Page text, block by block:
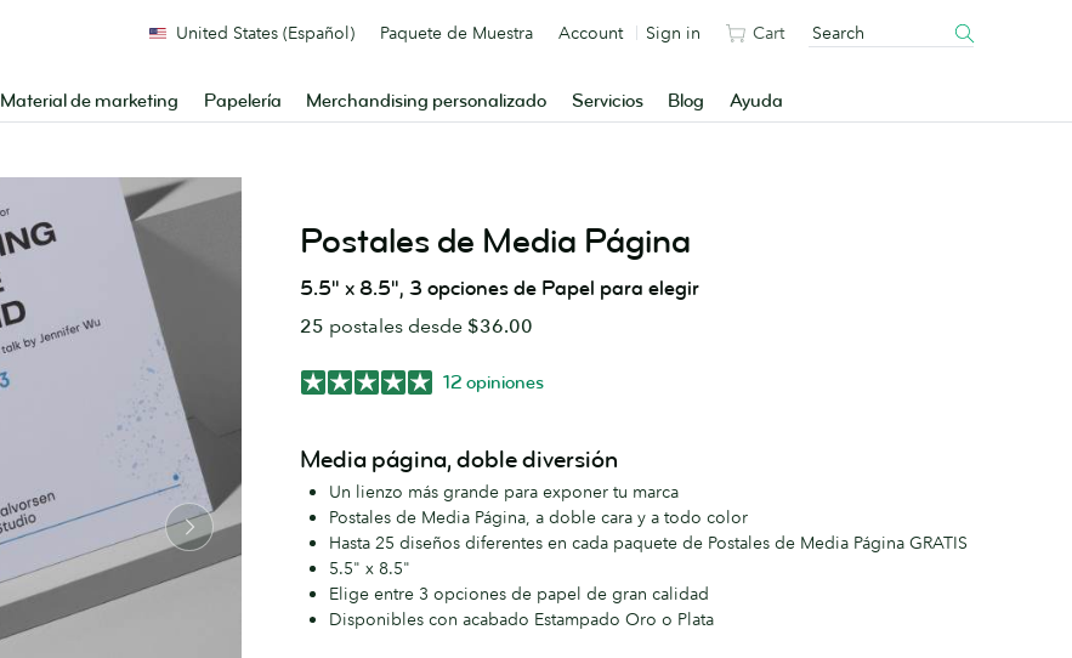
Material de marketing Papelería Merchandising personalizado Servicios Blog Ayuda
United States (Español) Paquete de Muestra Account Sign in Cart
Postales de Media Página
5.5" x 8.5", 3 opciones de Papel para elegir
25 postales desde $36.00
12 opiniones
Media página, doble diversión
Un lienzo más grande para exponer tu marca
Postales de Media Página, a doble cara y a todo color
Hasta 25 diseños diferentes en cada paquete de Postales de Media Página GRATIS
5.5" x 8.5"
Elige entre 3 opciones de papel de gran calidad
Disponibles con acabado Estampado Oro o Plata